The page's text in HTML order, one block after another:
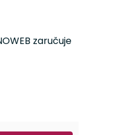
zaručuje